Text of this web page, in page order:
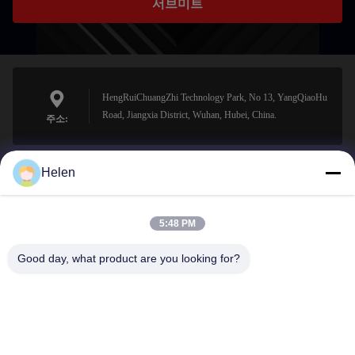
서브미트
주소:
HengRuiChuangZhi Technology Park, No 13, YangQiaoHu
Road, Jiangxia District, Wuhan, Hubei, China.
sales@perfectlaser.net
Helen
5:48 PM
Good day, what product are you looking for?